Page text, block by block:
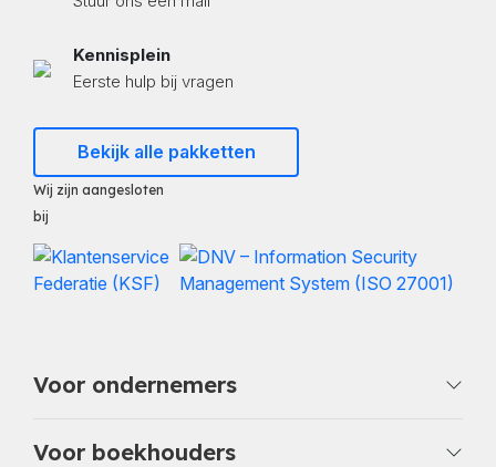
Kennisplein
Eerste hulp bij vragen
Bekijk alle pakketten
Wij zijn aangesloten
bij
Voor ondernemers
Voor boekhouders